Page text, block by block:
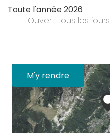
Toute l'année 2026
Ouvert tous les jours
M'y rendre